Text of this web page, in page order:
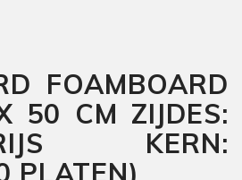
FOAMBOARD
50 CM ZIJDES:
KERN:
PLATEN)